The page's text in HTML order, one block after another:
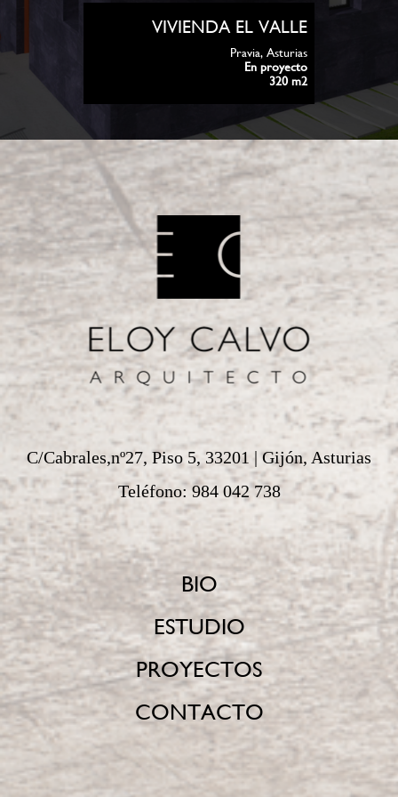
VIVIENDA EL VALLE
Pravia, Asturias
En proyecto
320 m2
C/Cabrales,nº27, Piso 5, 33201 | Gijón, Asturias
Teléfono: 984 042 738
BIO
ESTUDIO
PROYECTOS
CONTACTO